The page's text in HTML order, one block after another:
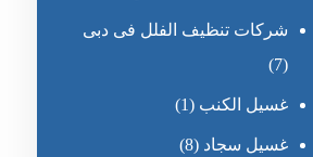
شركات تنظيف الفلل فى دبى
(7)
غسيل الكنب (1)
غسيل سجاد (8)